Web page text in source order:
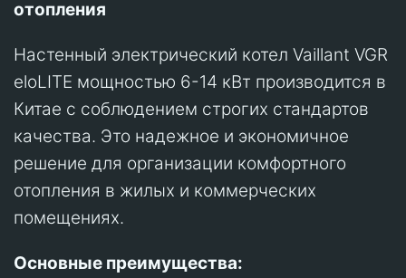
отопления
Настенный электрический котел Vaillant VGR
eloLITE мощностью 6-14 кВт производится в
Китае с соблюдением строгих стандартов
качества. Это надежное и экономичное
решение для организации комфортного
отопления в жилых и коммерческих
помещениях.
Основные преимущества: